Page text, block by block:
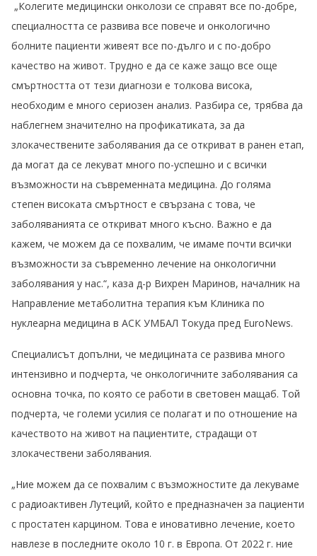
„Колегите медицински онколози се справят все по-добре,
специалността се развива все повече и онкологично
болните пациенти живеят все по-дълго и с по-добро
качество на живот. Трудно е да се каже защо все още
смъртността от тези диагнози е толкова висока,
необходим е много сериозен анализ. Разбира се, трябва да
наблегнем значително на профикатиката, за да
злокачествените заболявания да се откриват в ранен етап,
да могат да се лекуват много по-успешно и с всички
възможности на съвременната медицина. До голяма
степен високата смъртност е свързана с това, че
заболяванията се откриват много късно. Важно е да
кажем, че можем да се похвалим, че имаме почти всички
възможности за съвременно лечение на онкологични
заболявания у нас.“, каза д-р Вихрен Маринов, началник на
Направление метаболитна терапия към Клиника по
нуклеарна медицина в АСК УМБАЛ Токуда пред EuroNews.
Специалисът допълни, че медицината се развива много
интензивно и подчерта, че онкологичните заболявания са
основна точка, по която се работи в световен мащаб. Той
подчерта, че големи усилия се полагат и по отношение на
качеството на живот на пациентите, страдащи от
злокачествени заболявания.
„Ние можем да се похвалим с възможностите да лекуваме
с радиоактивен Лутеций, който е предназначен за пациенти
с простатен карцином. Това е иновативно лечение, което
навлезе в последните около 10 г. в Европа. От 2022 г. ние